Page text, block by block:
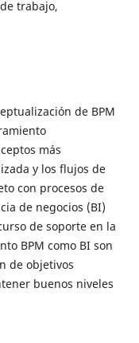
trabajo,
de BPM
más
y los flujos de
con procesos de
de negocios (BI)
de soporte en la
BPM como BI son
de objetivos
buenos niveles